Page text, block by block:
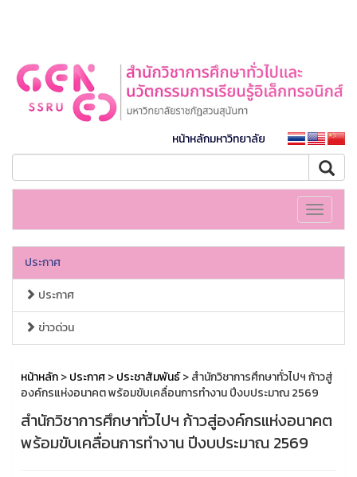
หน้าหลักมหาวิทยาลัย
Toggle
ประกาศ
ประกาศ
ข่าวด่วน
หน้าหลัก>ประกาศ>ประชาสัมพันธ์> สำนักวิชาการศึกษาทั่วไปฯ ก้าวสู่
องค์กรแห่งอนาคต พร้อมขับเคลื่อนการทำงาน ปีงบประมาณ 2569
สำนักวิชาการศึกษาทั่วไปฯ ก้าวสู่องค์กรแห่งอนาคต
พร้อมขับเคลื่อนการทำงาน ปีงบประมาณ 2569